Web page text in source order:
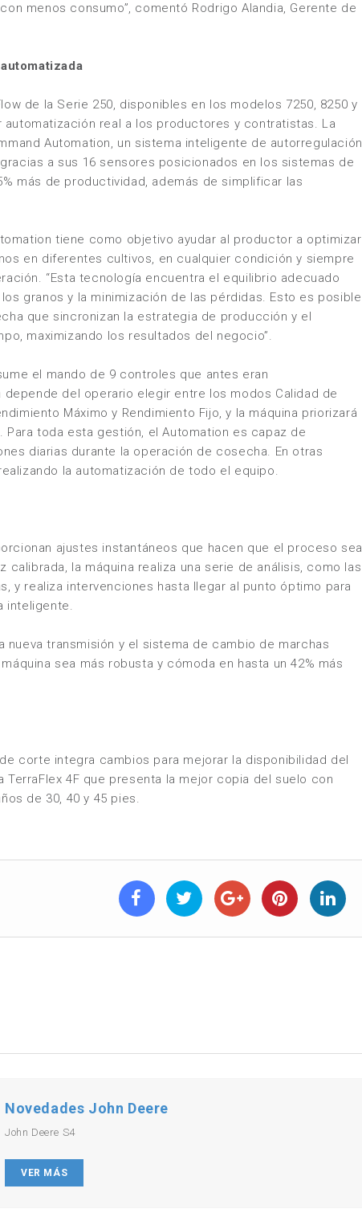
menos consumo”, comentó Rodrigo Alandia, Gerente de
de la Serie 250, disponibles en los modelos 7250, 8250 y
automatización real a los productores y contratistas. La
Automation, un sistema inteligente de autorregulación
a sus 16 sensores posicionados en los sistemas de
más de productividad, además de simplificar las
tiene como objetivo ayudar al productor a optimizar
en diferentes cultivos, en cualquier condición y siempre
“Esta tecnología encuentra el equilibrio adecuado
granos y la minimización de las pérdidas. Esto es posible
que sincronizan la estrategia de producción y el
maximizando los resultados del negocio”.
el mando de 9 controles que antes eran
del operario elegir entre los modos Calidad de
Máximo y Rendimiento Fijo, y la máquina priorizará
Para toda esta gestión, elAutomation es capaz de
diarias durante la operación de cosecha. En otras
la automatización de todo el equipo.
ajustes instantáneos que hacen que el proceso sea
calibrada, la máquina realiza una serie de análisis, como las
y realiza intervenciones hasta llegar al punto óptimo para
inteligente.
nueva transmisión y el sistema de cambio de marchas
sea más robusta y cómoda en hasta un 42% más
corte integra cambios para mejorar la disponibilidad del
4F que presenta la mejor copia del suelo con
de 30, 40 y 45 pies.
Novedades John Deere
John Deere S4
VER MÁS